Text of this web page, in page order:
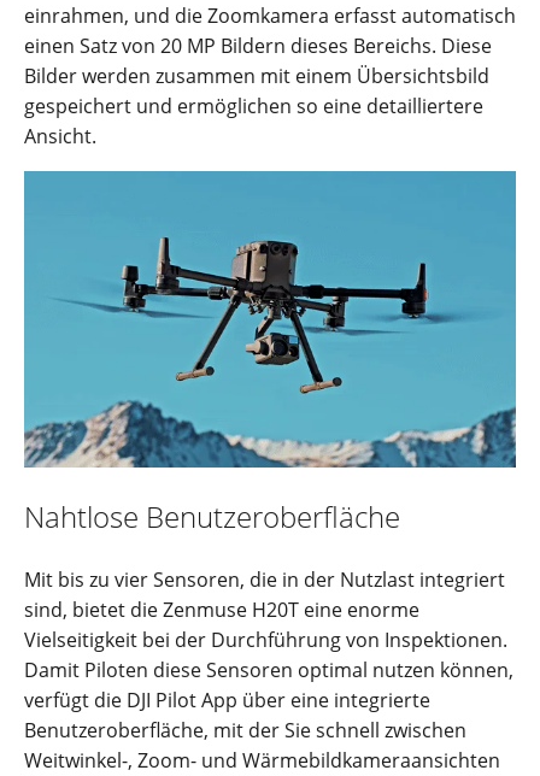
einrahmen, und die Zoomkamera erfasst automatisch
einen Satz von 20 MP Bildern dieses Bereichs. Diese
Bilder werden zusammen mit einem Übersichtsbild
gespeichert und ermöglichen so eine detailliertere
Ansicht.
Nahtlose Benutzeroberfläche
Mit bis zu vier Sensoren, die in der Nutzlast integriert
sind, bietet die Zenmuse H20T eine enorme
Vielseitigkeit bei der Durchführung von Inspektionen.
Damit Piloten diese Sensoren optimal nutzen können,
verfügt die DJI Pilot App über eine integrierte
Benutzeroberfläche, mit der Sie schnell zwischen
Weitwinkel-, Zoom- und Wärmebildkameraansichten